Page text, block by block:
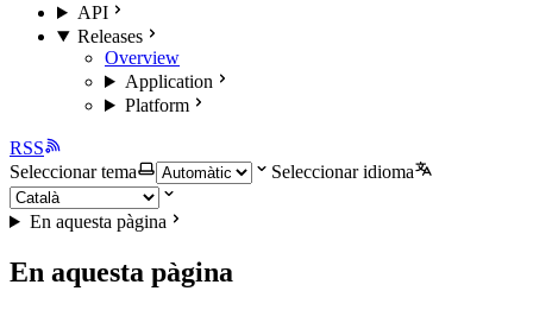
API
Releases
Overview
Application
Platform
RSS
Seleccionar tema
Seleccionar idioma
En aquesta pàgina
En aquesta pàgina